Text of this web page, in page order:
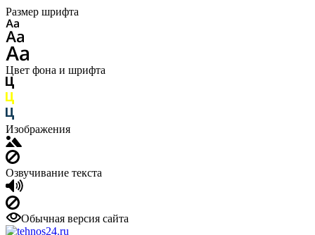
Размер шрифта
Цвет фона и шрифта
Изображения
Озвучивание текста
Обычная версия сайта